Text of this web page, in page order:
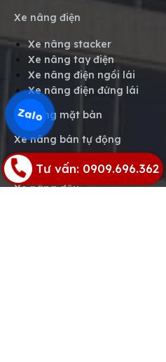
Xe nâng điện
Xe nâng stacker
Xe nâng tay điện
Xe nâng điện ngồi lái
Xe nâng điện đứng lái
Xe nâng mặt bàn
Xe nâng bán tự động
Xe thang nâng người
Xe nâng dầu
Tư vấn: 0909.696.362
Zalo